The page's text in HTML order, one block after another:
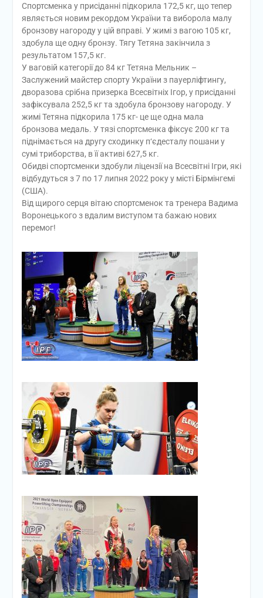
Спортсменка у присіданні підкорила 172,5 кг, що тепер
являється новим рекордом України та виборола малу
бронзову нагороду у цій вправі. У жимі з вагою 105 кг,
здобула ще одну бронзу. Тягу Тетяна закінчила з
результатом 157,5 кг.
У ваговій категорії до 84 кг Тетяна Мельник –
Заслужений майстер спорту України з пауерліфтингу,
дворазова срібна призерка Всесвітніх Ігор, у присіданні
зафіксувала 252,5 кг та здобула бронзову нагороду. У
жимі Тетяна підкорила 175 кг- це ще одна мала
бронзова медаль. У тязі спортсменка фіксує 200 кг та
піднімається на другу сходинку п‘єдесталу пошани у
сумі триборства, в її активі 627,5 кг.
Обидві спортсменки здобули ліцензії на Всесвітні Ігри, які
відбудуться з 7 по 17 липня 2022 року у місті Бірмінгемі
(США).
Від щирого серця вітаю спортсменок та тренера Вадима
Воронецького з вдалим виступом та бажаю нових
перемог!